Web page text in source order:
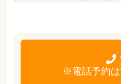
※電話予約は